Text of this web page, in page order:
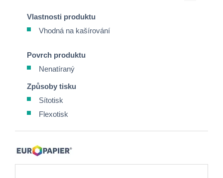
Vlastnosti produktu
Vhodná na kašírování
Povrch produktu
Nenatíraný
Způsoby tisku
Sítotisk
Flexotisk